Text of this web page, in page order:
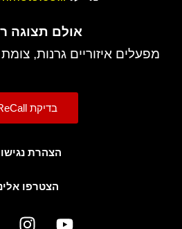
אולם תצוגה
מפעלים איזוריים גרנות, צומת
בדיקת ReCall
הצהרת
הצטרפו
Y
I